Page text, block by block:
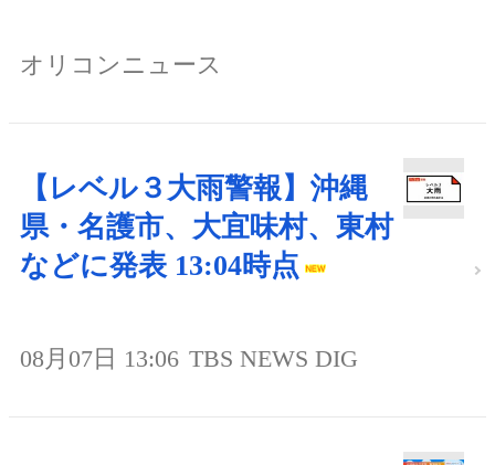
オリコンニュース
【レベル３大雨警報】沖縄
県・名護市、大宜味村、東村
などに発表 13:04時点
08月07日 13:06 TBS NEWS DIG